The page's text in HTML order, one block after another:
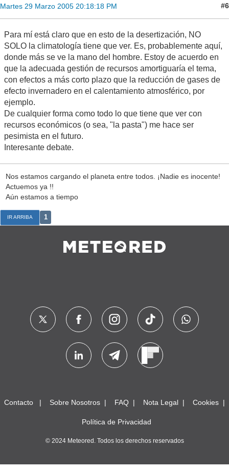
Martes 29 Marzo 2005 20:18:18 PM #6
Para mí está claro que en esto de la desertización, NO
SOLO la climatología tiene que ver. Es, probablemente aquí,
donde más se ve la mano del hombre. Estoy de acuerdo en
que la adecuada gestión de recursos amortiguaría el tema,
con efectos a más corto plazo que la reducción de gases de
efecto invernadero en el calentamiento atmosférico, por
ejemplo.
De cualquier forma como todo lo que tiene que ver con
recursos económicos (o sea, "la pasta") me hace ser
pesimista en el futuro.
Interesante debate.
Nos estamos cargando el planeta entre todos. ¡Nadie es inocente!
Actuemos ya !!
Aún estamos a tiempo
IR ARRIBA 1
Contacto Sobre Nosotros FAQ Nota Legal Cookies
Política de Privacidad
© 2024 Meteored. Todos los derechos reservados